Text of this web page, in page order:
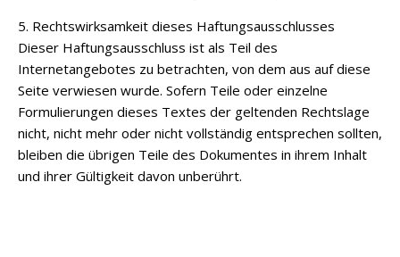
5. Rechtswirksamkeit dieses Haftungsausschlusses
Dieser Haftungsausschluss ist als Teil des
Internetangebotes zu betrachten, von dem aus auf diese
Seite verwiesen wurde. Sofern Teile oder einzelne
Formulierungen dieses Textes der geltenden Rechtslage
nicht, nicht mehr oder nicht vollständig entsprechen sollten,
bleiben die übrigen Teile des Dokumentes in ihrem Inhalt
und ihrer Gültigkeit davon unberührt.